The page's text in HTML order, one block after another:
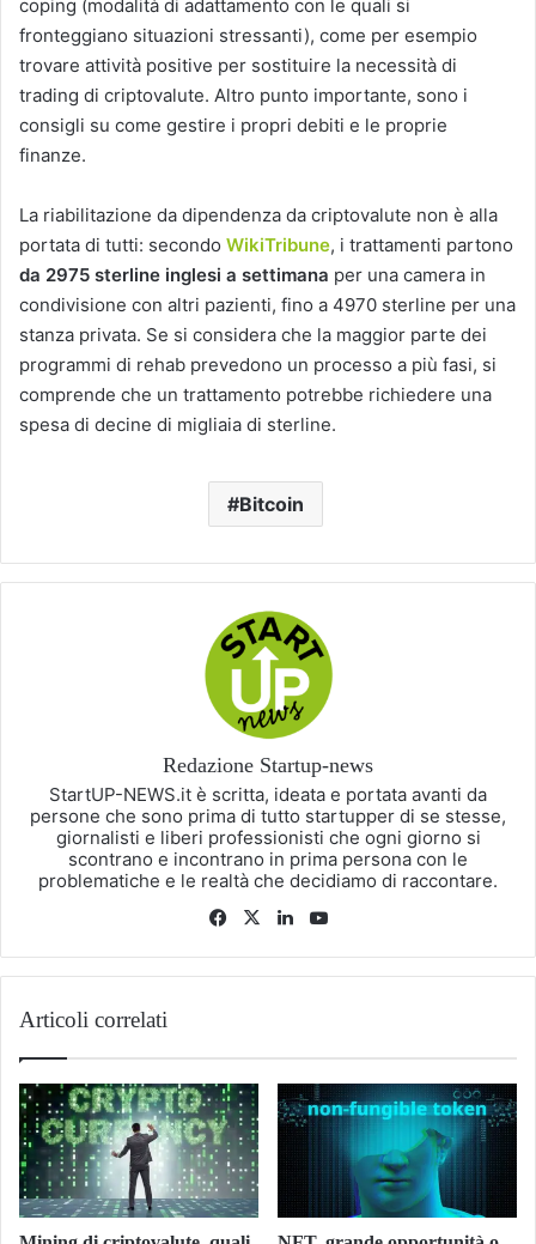
coping (modalità di adattamento con le quali si
fronteggiano situazioni stressanti), come per esempio
trovare attività positive per sostituire la necessità di
trading di criptovalute. Altro punto importante, sono i
consigli su come gestire i propri debiti e le proprie
finanze.
La riabilitazione da dipendenza da criptovalute non è alla
portata di tutti: secondo WikiTribune, i trattamenti partono
da 2975 sterline inglesi a settimana per una camera in
condivisione con altri pazienti, fino a 4970 sterline per una
stanza privata. Se si considera che la maggior parte dei
programmi di rehab prevedono un processo a più fasi, si
comprende che un trattamento potrebbe richiedere una
spesa di decine di migliaia di sterline.
Bitcoin
Redazione Startup-news
StartUP-NEWS.it è scritta, ideata e portata avanti da
persone che sono prima di tutto startupper di se stesse,
giornalisti e liberi professionisti che ogni giorno si
scontrano e incontrano in prima persona con le
problematiche e le realtà che decidiamo di raccontare.
Facebook
X LinkedIn
Articoli correlati